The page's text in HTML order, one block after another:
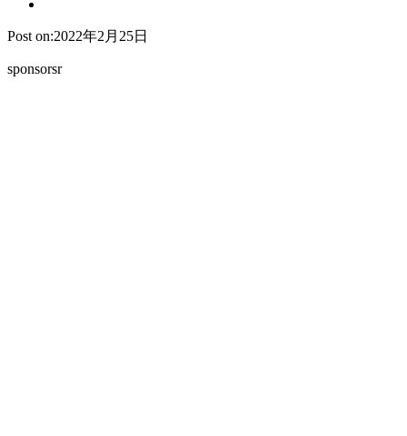
Post on:2022年2月25日
sponsorsr